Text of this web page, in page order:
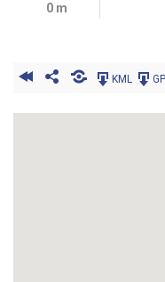
0 m
KML